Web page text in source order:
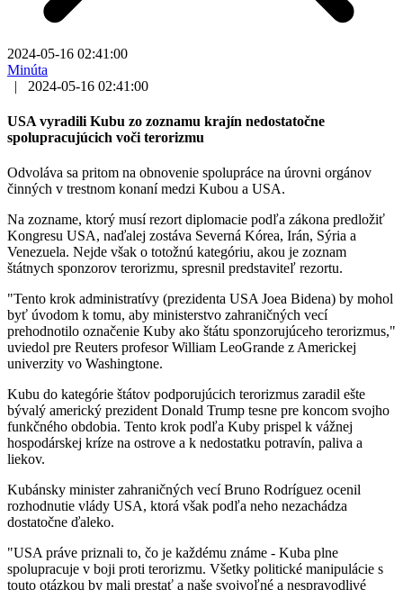
2024-05-16 02:41:00
Minúta
|
2024-05-16 02:41:00
USA vyradili Kubu zo zoznamu krajín nedostatočne
spolupracujúcich voči terorizmu
Odvoláva sa pritom na obnovenie spolupráce na úrovni orgánov
činných v trestnom konaní medzi Kubou a USA.
Na zozname, ktorý musí rezort diplomacie podľa zákona predložiť
Kongresu USA, naďalej zostáva Severná Kórea, Irán, Sýria a
Venezuela. Nejde však o totožnú kategóriu, akou je zoznam
štátnych sponzorov terorizmu, spresnil predstaviteľ rezortu.
"Tento krok administratívy (prezidenta USA Joea Bidena) by mohol
byť úvodom k tomu, aby ministerstvo zahraničných vecí
prehodnotilo označenie Kuby ako štátu sponzorujúceho terorizmus,"
uviedol pre Reuters profesor William LeoGrande z Americkej
univerzity vo Washingtone.
Kubu do kategórie štátov podporujúcich terorizmus zaradil ešte
bývalý americký prezident Donald Trump tesne pre koncom svojho
funkčného obdobia. Tento krok podľa Kuby prispel k vážnej
hospodárskej kríze na ostrove a k nedostatku potravín, paliva a
liekov.
Kubánsky minister zahraničných vecí Bruno Rodríguez ocenil
rozhodnutie vlády USA, ktorá však podľa neho nezachádza
dostatočne ďaleko.
"USA práve priznali to, čo je každému známe - Kuba plne
spolupracuje v boji proti terorizmu. Všetky politické manipulácie s
touto otázkou by mali prestať a naše svojvoľné a nespravodlivé